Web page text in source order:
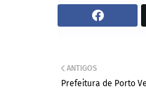
ANTIGOS
Prefeitura de Porto